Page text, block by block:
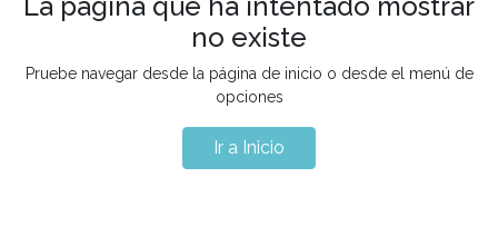
no existe
Pruebe navegar desde la página de inicio o desde el menú de
opciones
Ir a Inicio